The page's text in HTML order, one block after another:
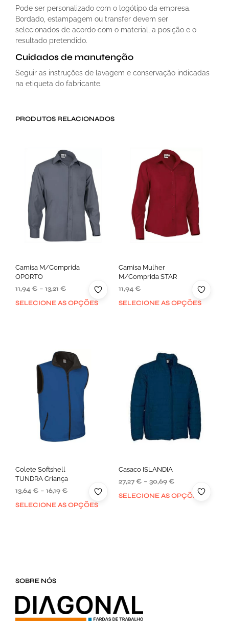
Pode ser personalizado com o logótipo da empresa.
Bordado, estampagem ou transfer devem ser
selecionados de acordo com o material, a posição e o
resultado pretendido.
Cuidados de manutenção
Seguir as instruções de lavagem e conservação indicadas
na etiqueta do fabricante.
PRODUTOS RELACIONADOS
Camisa M/Comprida
OPORTO
11,94€ – 13,21 €
SELECIONE AS OPÇÕES
Camisa Mulher
M/Comprida STAR
11,94€
SELECIONE AS OPÇÕES
Colete Softshell
TUNDRA Criança
13,64€ – 16,19€
SELECIONE AS OPÇÕES
Casaco ISLANDIA
27,27€ – 30,69€
SELECIONE AS OPÇÕES
SOBRE NÓS